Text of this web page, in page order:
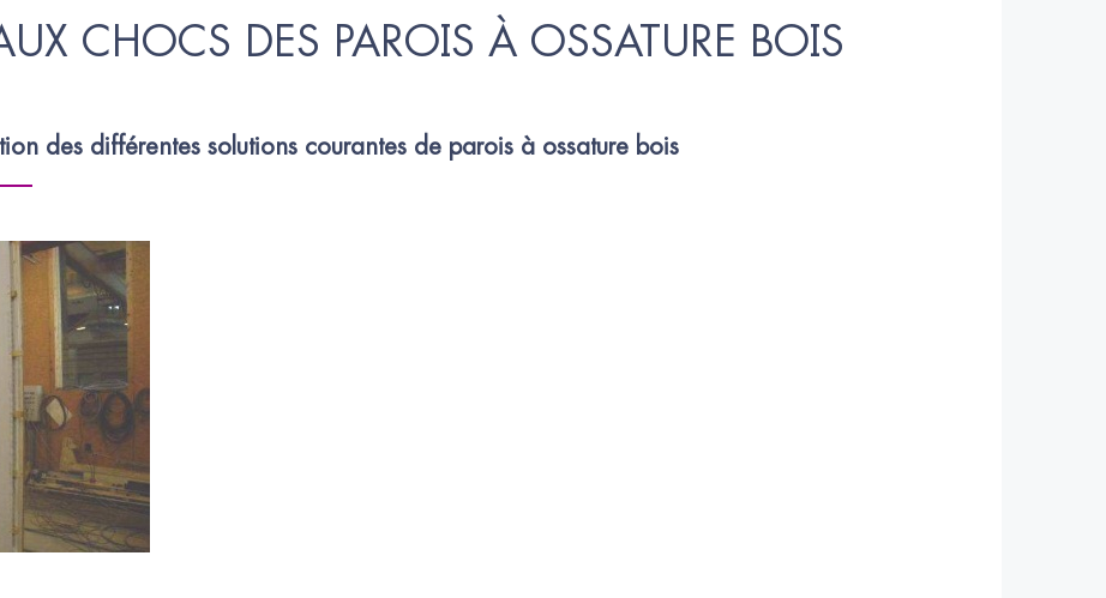
CHOCS DES PAROIS À OSSATURE BOIS
des différentes solutions courantes de parois à ossature bois